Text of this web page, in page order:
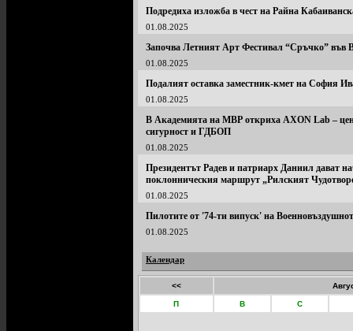
Подредиха изложба в чест на Райна
01.08.2025
Започва Летният Арт Фестивал “Сръчко” във
01.08.2025
Подалият оставка заместник-кмет на София
01.08.2025
В Академията на МВР откриха AXON Lab –
сигурност и ГДБОП
01.08.2025
Президентът Радев и патриарх Даниил дават
поклонническия маршрут „Рилският
01.08.2025
Пилотите от '74-ти випуск' на
01.08.2025
Календар
<<
П В С